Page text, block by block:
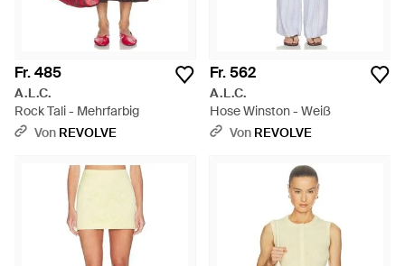
Fr. 485
A.L.C.
Rock Tali - Mehrfarbig
Von REVOLVE
Fr. 562
A.L.C.
Hose Winston - Weiß
Von REVOLVE